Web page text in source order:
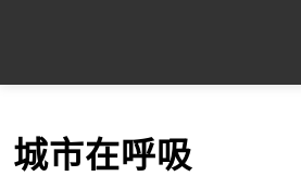
p
城市在呼吸